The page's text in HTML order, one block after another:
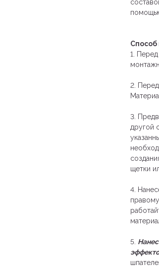
Способ
1.
2.
3.
другой
щетки
4.
5.